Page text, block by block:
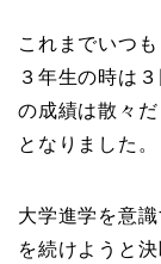
これまでいつ
３年生の時は
の成績は散々
となりました。
大学進学を意
を続けようと